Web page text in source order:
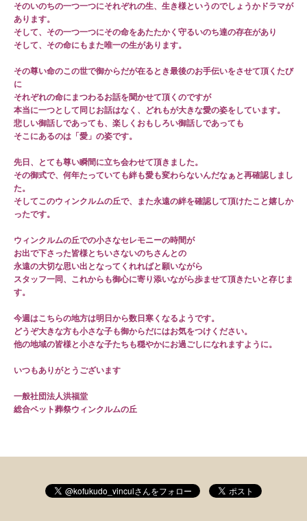
そのいのちの一つ一つにそれぞれの生、生き様というのでしょうかドラマが
あります。
そして、その一つ一つにその命をあたたかく守るいのち達の存在があり
そして、その命にもまた唯一の生があります。
その尊い命のこの世で御からだが在るとき最後のお手伝いをさせて頂くたび
に
それぞれの命にまつわるお話を聞かせて頂くのですが
本当に一つとして同じお話はなく、どれもが大きな愛の姿をしています。
悲しい御話しであっても、楽しくおもしろい御話しであっても
そこにあるのは「愛」の姿です。
先日、とても尊い瞬間に立ち会わせて頂きました。
その御式で、何年たっていても絆も愛も変わらないんだなぁと再確認しまし
た。
そしてこのウィンクルムの丘で、また永遠の絆を確認して頂けたこと嬉しか
ったです。
ウィンクルムの丘での小さなセレモニーの時間が
お出で下さった皆様とちいさないのちさんとの
永遠の大切な思い出となってくれればと願いながら
スタッフ一同、これからも御心に寄り添いながら歩ませて頂きたいと存じま
す。
今週はこちらの地方は明日から数日寒くなるようです。
どうぞ大きな方も小さな子も御からだにはお気をつけください。
他の地域の皆様と小さな子たちも穏やかにお過ごしになれますように。
いつもありがとうございます
一般社団法人洪福堂
総合ペット葬祭ウィンクルムの丘